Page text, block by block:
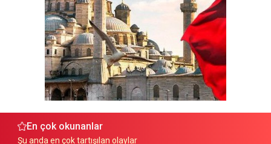
En çok okunanlar
Şu anda en çok tartışılan olaylar